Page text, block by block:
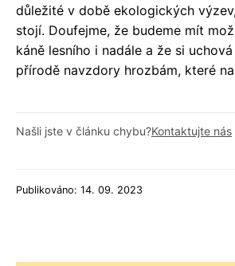
důležité v době ekologických
stojí. Doufejme, že budeme mít
káně lesního i nadále a že si
přírodě navzdory hrozbám, které
Našli jste v článku chybu?Kontaktujte nás
Publikováno: 14. 09. 2023